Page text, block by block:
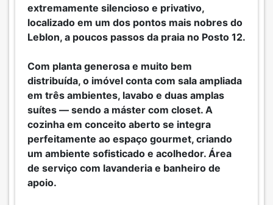
extremamente silencioso e privativo,
localizado em um dos pontos mais nobres do
Leblon, a poucos passos da praia no Posto 12.
Com planta generosa e muito bem
distribuída, o imóvel conta com sala ampliada
em três ambientes, lavabo e duas amplas
suítes — sendo a máster com closet. A
cozinha em conceito aberto se integra
perfeitamente ao espaço gourmet, criando
um ambiente sofisticado e acolhedor. Área
de serviço com lavanderia e banheiro de
apoio.